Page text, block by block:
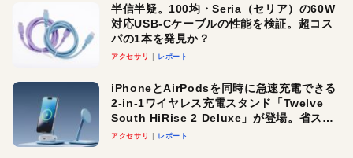
半信半疑。100均・Seria（セリア）の60W
対応USB-Cケーブルの性能を検証。超コス
パの1本を発見か？
アクセサリ レポート
iPhoneとAirPodsを同時に急速充電できる
2-in-1ワイヤレス充電スタンド「Twelve
South HiRise 2 Deluxe」が登場。省スペ
ースでおしゃれに充電したい人にオスス
アクセサリ レポート